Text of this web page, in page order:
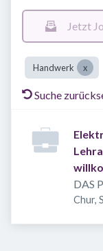
Jetzt
Handwerk
Suche
DAS
Chur,